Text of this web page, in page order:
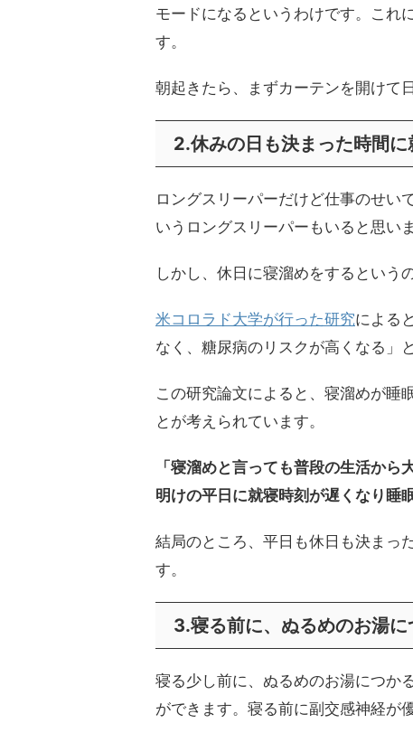
モードになるというわけです。これ
す。
朝起きたら、まずカーテンを開けて
2.休みの日も決まった時間に
ロングスリーパーだけど仕事のせい
いうロングスリーパーもいると思いま
しかし、休日に寝溜めをするという
米コロラド大学が行った研究による
なく、糖尿病のリスクが高くなる」
この研究論文によると、寝溜めが睡
とが考えられています。
「寝溜めと言っても普段の生活か
明けの平日に就寝時刻が遅くなり睡
結局のところ、平日も休日も決まっ
す。
3.寝る前に、ぬるめのお湯に
寝る少し前に、ぬるめのお湯につか
ができます。寝る前に副交感神経が